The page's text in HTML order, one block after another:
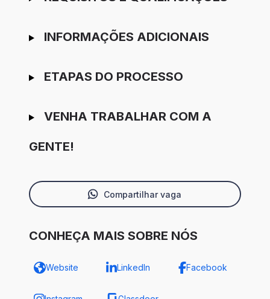
INFORMAÇÕES ADICIONAIS
ETAPAS DO PROCESSO
VENHA TRABALHAR COM A
GENTE!
Compartilhar vaga
CONHEÇA MAIS SOBRE NÓS
Website LinkedIn Facebook